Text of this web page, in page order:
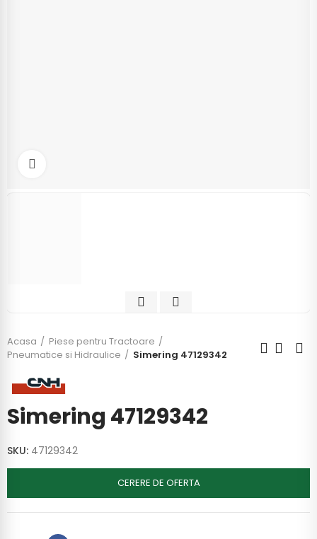
Acasa
Piese pentru Tractoare
Pneumatice si Hidraulice
Simering 47129342
Simering 47129342
SKU: 47129342
CERERE DE OFERTA